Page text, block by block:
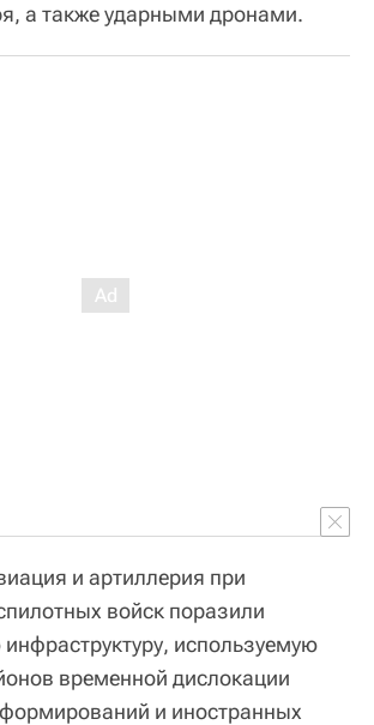
а также ударными дронами.
и артиллерия при
войск поразили
используемую
временной дислокации
и иностранных